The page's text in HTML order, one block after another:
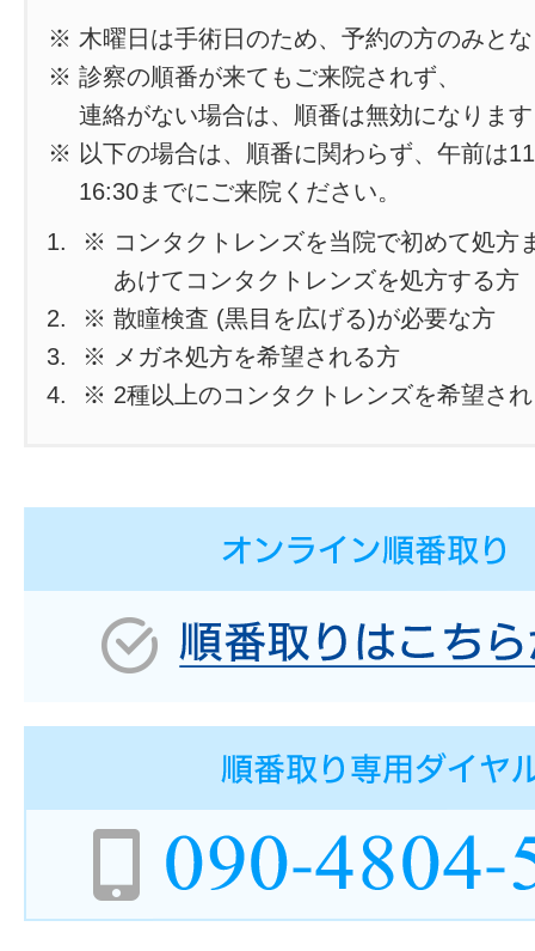
※ 木曜日は手術日のため、予約の方のみと
※ 診察の順番が来てもご来院されず、
連絡がない場合は、順番は無効になりま
※ 以下の場合は、順番に関わらず、午前は
16:30までにご来院ください。
※ コンタクトレンズを当院で初めて処方
あけてコンタクトレンズを処方する方
※ 散瞳検査 (黒目を広げる)が必要な方
※ メガネ処方を希望される方
※ 2種以上のコンタクトレンズを希望さ